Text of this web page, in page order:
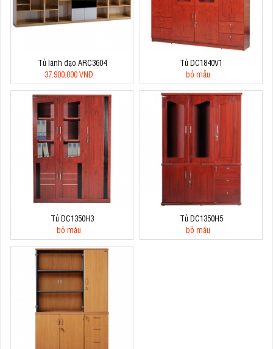
Tủ lãnh đạo ARC3604
37.900.000 VNĐ
Tủ DC1840V1
bỏ mẫu
Tủ DC1350H3
bỏ mẫu
Tủ DC1350H5
bỏ mẫu